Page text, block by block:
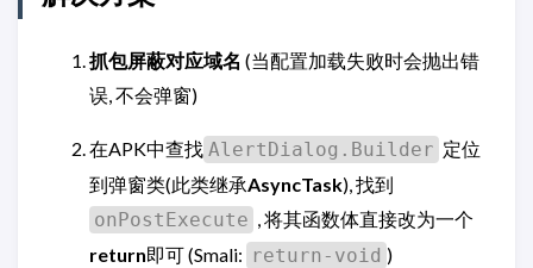
抓包屏蔽对应域名 (当配置加载失败时会抛出错
误, 不会弹窗)
在APK中查找 AlertDialog.Builder 定位
到弹窗类(此类继承AsyncTask), 找到
onPostExecute , 将其函数体直接改为一个
return即可 (Smali: return-void )